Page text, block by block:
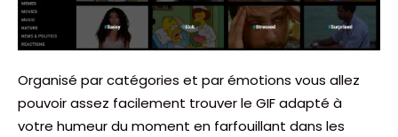
Organisé par catégories et par émotions vous allez
pouvoir assez facilement trouver le GIF adapté à
votre humeur du moment en farfouillant dans les